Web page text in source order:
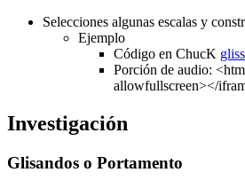
Selecciones algunas escalas y
Ejemplo
Código en ChucK
Porción de audio:
allowfullscreen></
Investigación
Glisandos o Portamento